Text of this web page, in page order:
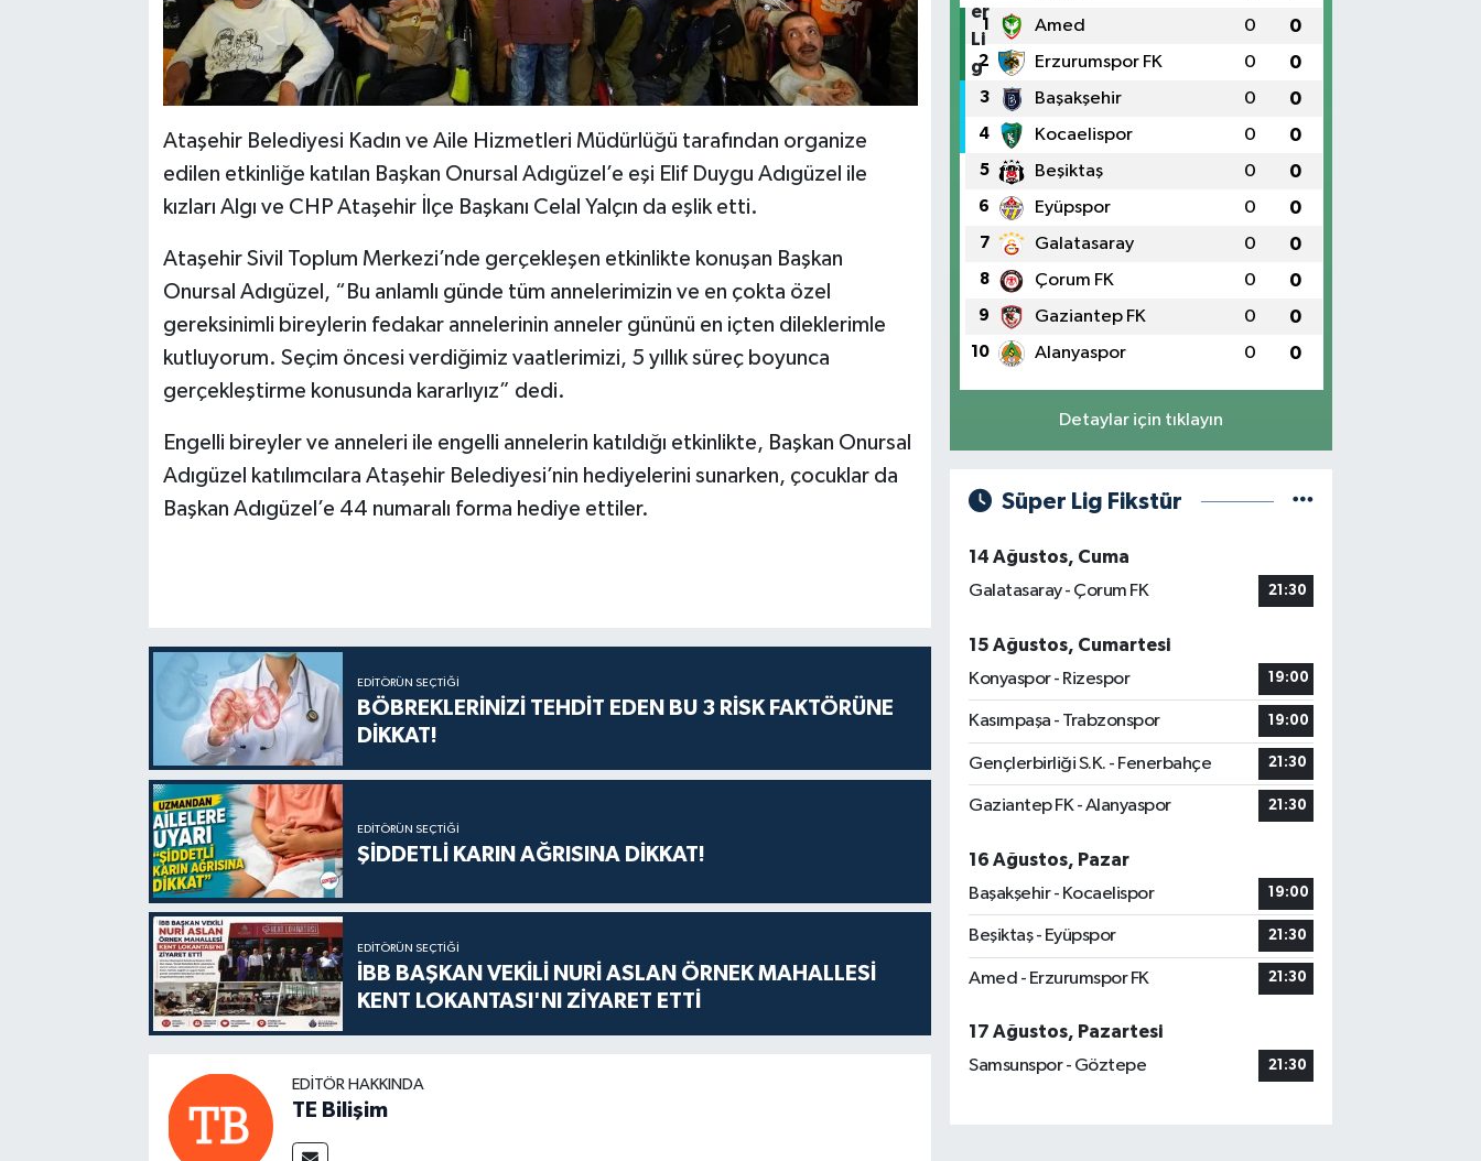
Ataşehir Belediyesi Kadın ve Aile Hizmetleri Müdürlüğü tarafından organize
edilen etkinliğe katılan Başkan Onursal Adıgüzel’e eşi Elif Duygu Adıgüzel ile
kızları Algı ve CHP Ataşehir İlçe Başkanı Celal Yalçın da eşlik etti.
Ataşehir Sivil Toplum Merkezi’nde gerçekleşen etkinlikte konuşan Başkan
Onursal Adıgüzel, “Bu anlamlı günde tüm annelerimizin ve en çokta özel
gereksinimli bireylerin fedakar annelerinin anneler gününü en içten dileklerimle
kutluyorum. Seçim öncesi verdiğimiz vaatlerimizi, 5 yıllık süreç boyunca
gerçekleştirme konusunda kararlıyız” dedi.
Engelli bireyler ve anneleri ile engelli annelerin katıldığı etkinlikte, Başkan Onursal
Adıgüzel katılımcılara Ataşehir Belediyesi’nin hediyelerini sunarken, çocuklar da
Başkan Adıgüzel’e 44 numaralı forma hediye ettiler.
EDITÖRÜN SEÇTIĞI
BÖBREKLERİNİZİ TEHDİT EDEN BU 3 RİSK FAKTÖRÜNE
DİKKAT!
EDITÖRÜN SEÇTIĞI
ŞİDDETLİ KARIN AĞRISINA DİKKAT!
EDITÖRÜN SEÇTIĞI
İBB BAŞKAN VEKİLİ NURİ ASLAN ÖRNEK MAHALLESİ
KENT LOKANTASI'NI ZİYARET ETTİ
EDITÖR HAKKINDA
TE Bilişim
1 Amed 0 0
2 Erzurumspor FK 0 0
3 Başakşehir 0 0
4 Kocaelispor 0 0
5 Beşiktaş 0 0
6 Eyüpspor 0 0
7 Galatasaray 0 0
8 Çorum FK 0 0
9 Gaziantep FK 0 0
10 Alanyaspor 0 0
Detaylar için tıklayın
Süper Lig Fikstür
14 Ağustos, Cuma
Galatasaray - Çorum FK
21:30
15 Ağustos, Cumartesi
Konyaspor - Rizespor
19:00
Kasımpaşa - Trabzonspor 19:00
Gençlerbirliği S.K. - Fenerbahçe 21:30
Gaziantep FK - Alanyaspor 21:30
16 Ağustos, Pazar
Başakşehir - Kocaelispor
19:00
Beşiktaş - Eyüpspor 21:30
Amed - Erzurumspor FK 21:30
17 Ağustos, Pazartesi
Samsunspor - Göztepe
21:30